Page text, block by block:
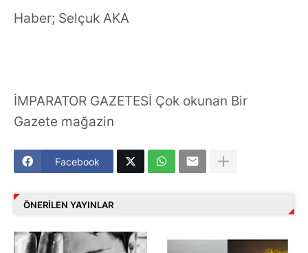
Haber; Selçuk AKA
İMPARATOR GAZETESİ Çok okunan Bir
Gazete mağazin
Facebook
ÖNERILEN YAYINLAR